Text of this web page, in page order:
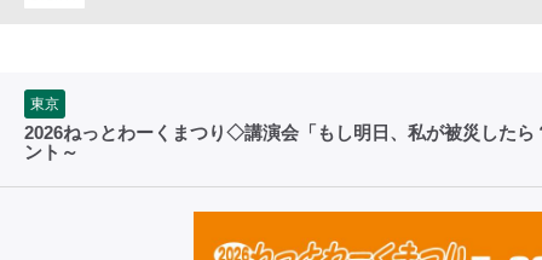
東京
2026ねっとわーくまつり◇講演会「もし明日、私が被災した
ント～